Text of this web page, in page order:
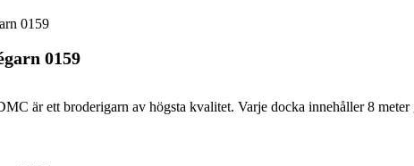
0159
är ett broderigarn av högsta kvalitet. Varje docka innehåller 8